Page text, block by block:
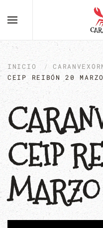
INICIO
CEIP REIBÓN 20
CEIP
MARZO